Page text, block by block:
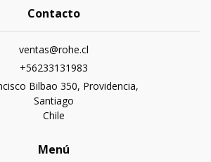
Contacto
ventas@rohe.cl
+56233131983
Bilbao 350, Providencia,
Santiago
Chile
Menú